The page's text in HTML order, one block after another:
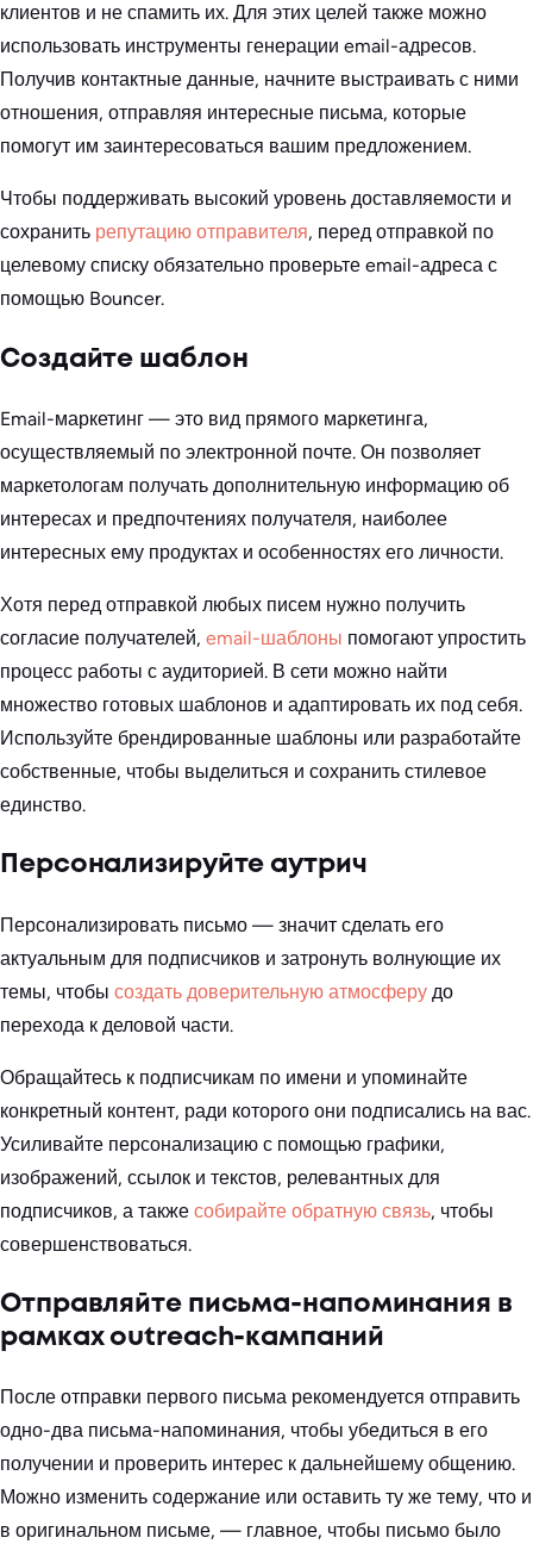
клиентов и не спамить их. Для этих целей также можно
использовать инструменты генерации email-адресов.
Получив контактные данные, начните выстраивать с ними
отношения, отправляя интересные письма, которые
помогут им заинтересоваться вашим предложением.
Чтобы поддерживать высокий уровень доставляемости и
сохранить репутацию отправителя, перед отправкой по
целевому списку обязательно проверьте email-адреса с
помощью Bouncer.
Создайте шаблон
Email-маркетинг — это вид прямого маркетинга,
осуществляемый по электронной почте. Он позволяет
маркетологам получать дополнительную информацию об
интересах и предпочтениях получателя, наиболее
интересных ему продуктах и особенностях его личности.
Хотя перед отправкой любых писем нужно получить
согласие получателей, email-шаблоны помогают упростить
процесс работы с аудиторией. В сети можно найти
множество готовых шаблонов и адаптировать их под себя.
Используйте брендированные шаблоны или разработайте
собственные, чтобы выделиться и сохранить стилевое
единство.
Персонализируйте аутрич
Персонализировать письмо — значит сделать его
актуальным для подписчиков и затронуть волнующие их
темы, чтобы создать доверительную атмосферу до
перехода к деловой части.
Обращайтесь к подписчикам по имени и упоминайте
конкретный контент, ради которого они подписались на вас.
Усиливайте персонализацию с помощью графики,
изображений, ссылок и текстов, релевантных для
подписчиков, а также собирайте обратную связь, чтобы
совершенствоваться.
Отправляйте письма-напоминания в
рамках outreach-кампаний
После отправки первого письма рекомендуется отправить
одно-два письма-напоминания, чтобы убедиться в его
получении и проверить интерес к дальнейшему общению.
Можно изменить содержание или оставить ту же тему, что и
в оригинальном письме, — главное, чтобы письмо было